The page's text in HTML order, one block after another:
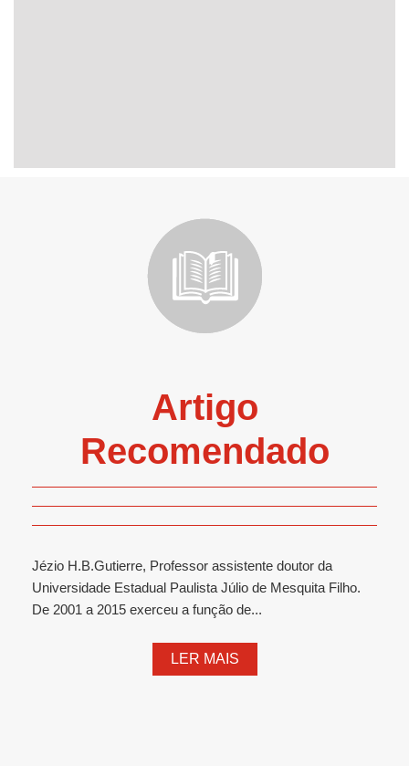
Artigo
Recomendado
Jézio H.B.Gutierre, Professor assistente doutor da
Universidade Estadual Paulista Júlio de Mesquita Filho.
De 2001 a 2015 exerceu a função de...
LER MAIS